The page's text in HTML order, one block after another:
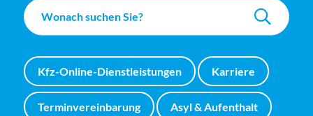
Kfz-Online-Dienstleistungen Karriere
Terminvereinbarung Asyl & Aufenthalt